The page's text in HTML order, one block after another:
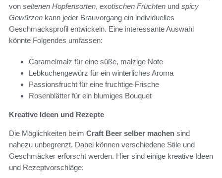
von seltenen Hopfensorten, exotischen Früchten und spicy
Gewürzen kann jeder Brauvorgang ein individuelles
Geschmacksprofil entwickeln. Eine interessante Auswahl
könnte Folgendes umfassen:
Caramelmalz für eine süße, malzige Note
Lebkuchengewürz für ein winterliches Aroma
Passionsfrucht für eine fruchtige Frische
Rosenblätter für ein blumiges Bouquet
Kreative Ideen und Rezepte
Die Möglichkeiten beim Craft Beer selber machen sind
nahezu unbegrenzt. Dabei können verschiedene Stile und
Geschmäcker erforscht werden. Hier sind einige kreative Ideen
und Rezeptvorschläge: